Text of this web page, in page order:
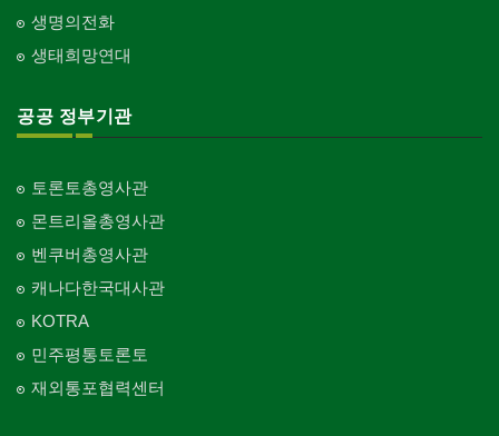
생명의전화
생태희망연대
공공 정부기관
토론토총영사관
몬트리올총영사관
벤쿠버총영사관
캐나다한국대사관
KOTRA
민주평통토론토
재외통포협력센터